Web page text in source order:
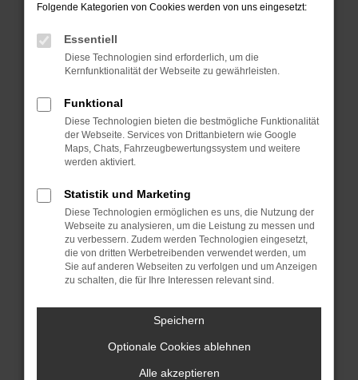
Beim Laden ist ein Fehler aufgetreten.
Hier sind ein paar Tipps, die dir helfen können:
Überprüfe deine Firewall und deine
Laden andere Webseiten, zum Beispiel
deine Suchmaschine?
Prüfe deine Browsererweiterungen.
Manche Erweiterungen, wie Werbeblocker,
können das Laden bestimmter Seiten
verhindern. Funktioniert die Seite in einem
anderen Browser oder in einem privaten
Fenster?
Starte dein Gerät neu.
vorübergehende Probleme zu beheben.
Betriebssystem auf dem neuesten Stand
Folgende Kategorien von Cookies werden von uns eingesetzt:
Essentiell
Diese Technologien sind erforderlich, um die
Kernfunktionalität der Webseite zu gewährleisten.
Funktional
Diese Technologien bieten die bestmögliche Funktionalität
der Webseite. Services von Drittanbietern wie Google
Maps, Chats, Fahrzeugbewertungssystem und weitere
werden aktiviert.
Statistik und Marketing
Diese Technologien ermöglichen es uns, die Nutzung der
Webseite zu analysieren, um die Leistung zu messen und
zu verbessern. Zudem werden Technologien eingesetzt,
die von dritten Werbetreibenden verwendet werden, um
Sie auf anderen Webseiten zu verfolgen und um Anzeigen
zu schalten, die für Ihre Interessen relevant sind.
Speichern
Optionale Cookies ablehnen
Alle akzeptieren